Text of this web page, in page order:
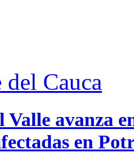
del Cauca
Valle avanza
en